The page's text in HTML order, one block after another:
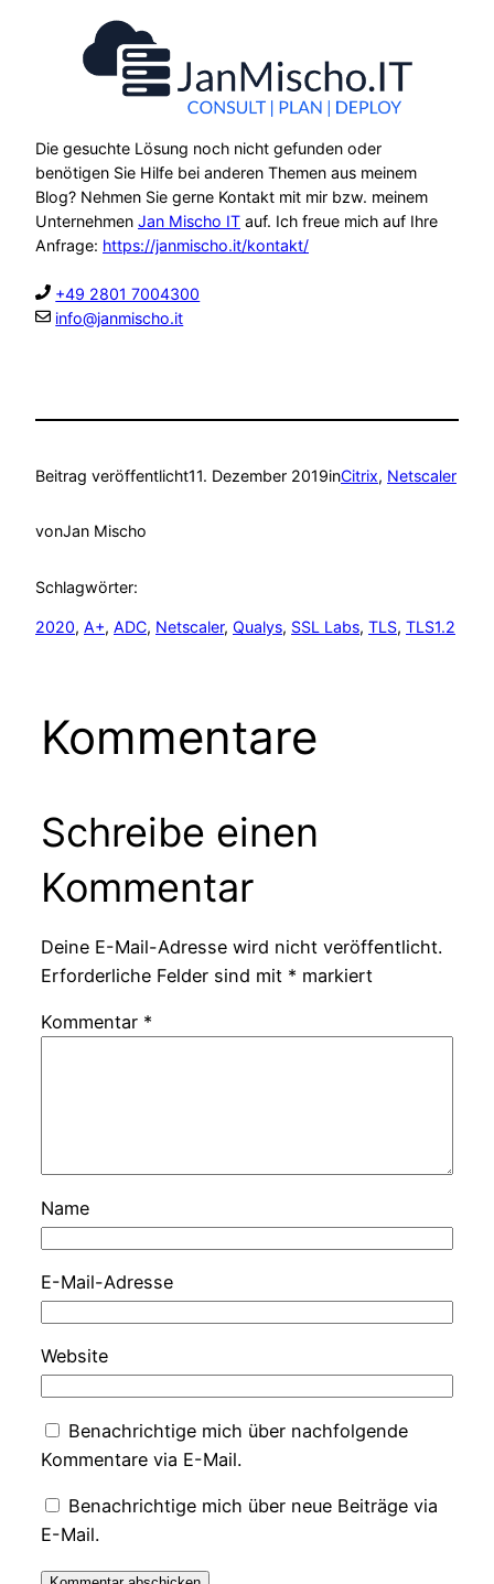
Die gesuchte Lösung noch nicht gefunden oder
benötigen Sie Hilfe bei anderen Themen aus meinem
Blog? Nehmen Sie gerne Kontakt mit mir bzw. meinem
Unternehmen Jan Mischo IT auf. Ich freue mich auf Ihre
Anfrage: https://janmischo.it/kontakt/
+49 2801 7004300
info@janmischo.it
Beitrag veröffentlicht11. Dezember 2019inCitrix, Netscaler
vonJan Mischo
Schlagwörter:
2020, A+, ADC, Netscaler, Qualys, SSL Labs, TLS, TLS1.2
Kommentare
Schreibe einen
Kommentar
Deine E-Mail-Adresse wird nicht veröffentlicht.
Erforderliche Felder sind mit * markiert
Kommentar *
Name
E-Mail-Adresse
Website
Benachrichtige mich über nachfolgende
Kommentare via E-Mail.
Benachrichtige mich über neue Beiträge via
E-Mail.